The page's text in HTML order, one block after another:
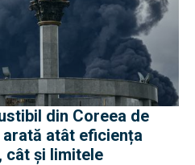
din Coreea de
atât eficiența
cât și limitele